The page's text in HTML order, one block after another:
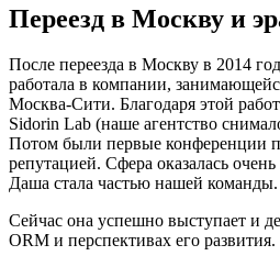
Переезд в Москву и
После переезда в Москву в 2014
работала в компании,
Москва-Сити. Благодаря этой
Sidorin Lab (наше агентство
Потом были первые конференции
репутацией. Сфера оказалась
Даша стала частью нашей команды.
Сейчас она успешно выступает и
ORM и перспективах его развития.